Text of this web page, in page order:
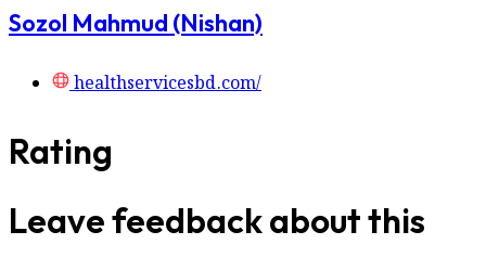
Sozol Mahmud (Nishan)
healthservicesbd.com/
Rating
Leave feedback about this